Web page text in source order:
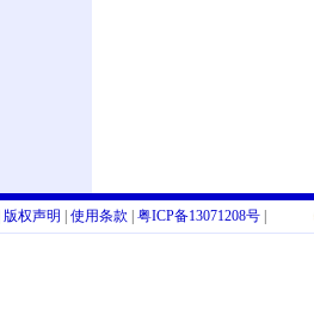
版权声明 使用条款 粤ICP备13071208号|